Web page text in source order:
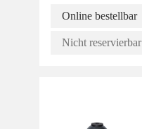
Online bestellbar
Nicht reservierbar